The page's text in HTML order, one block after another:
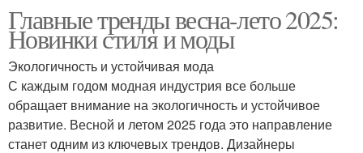
Главные тренды весна-лето 2025:
Новинки стиля и моды
Экологичность и устойчивая мода
С каждым годом модная индустрия все больше
обращает внимание на экологичность и устойчивое
развитие. Весной и летом 2025 года это направление
станет одним из ключевых трендов. Дизайнеры